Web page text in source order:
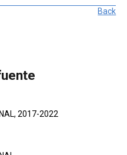
Back
2017-2022